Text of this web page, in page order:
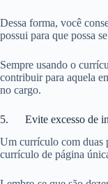
Dessa forma, você
possui para que possa
Sempre usando o
contribuir para aquela
no cargo.
5. Evite excesso de
Um currículo com duas
currículo de página